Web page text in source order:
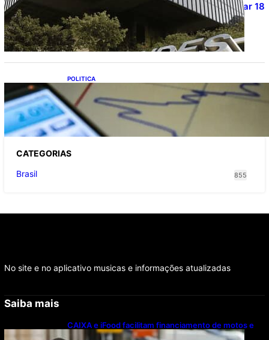
Projetos de saneamento podem beneficiar 18
milhões de brasileiros
POLITICA
TCU lista mais de 6 mil responsáveis com
contas irregulares; Nordeste e Sudeste
concentram maioria dos nomes
CATEGORIAS
Brasil
855
No site e no aplicativo musicas e informações atualizadas
Saiba mais
CAIXA e iFood facilitam financiamento de motos e
bicicletas elétricas para entregadores